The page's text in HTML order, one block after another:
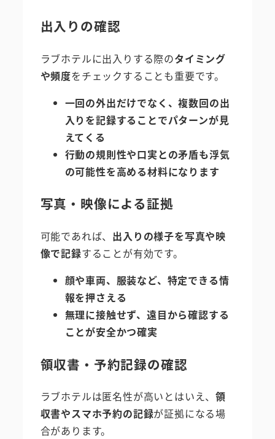
出入りの確認
ラブホテルに出入りする際のタイミング
や頻度をチェックすることも重要です。
一回の外出だけでなく、複数回の出
入りを記録することでパターンが見
えてくる
行動の規則性や口実との矛盾も浮気
の可能性を高める材料になります
写真・映像による証拠
可能であれば、 出入りの様子を写真や映
像で記録することが有効です。
顔や車両、服装など、特定できる情
報を押さえる
無理に接触せず、遠目から確認する
ことが安全かつ確実
領収書・予約記録の確認
ラブホテルは匿名性が高いとはいえ、領
収書やスマホ予約の記録が証拠になる場
合があります。